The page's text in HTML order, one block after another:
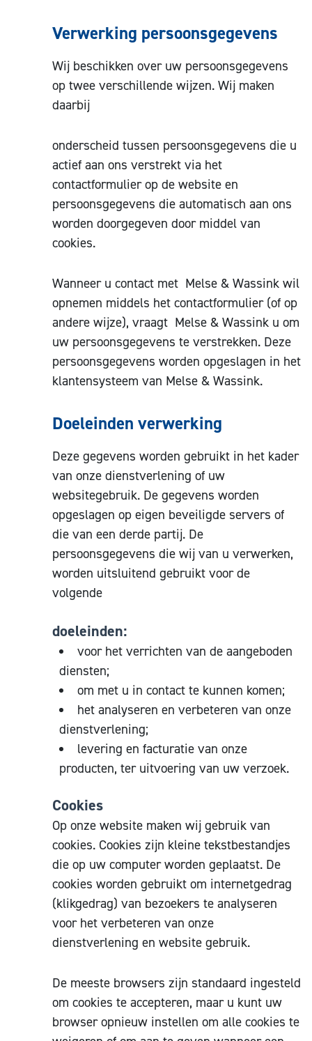
Verwerking persoonsgegevens
Wij beschikken over uw persoonsgegevens
op twee verschillende wijzen. Wij maken
daarbij
onderscheid tussen persoonsgegevens die u
actief aan ons verstrekt via het
contactformulier op de website en
persoonsgegevens die automatisch aan ons
worden doorgegeven door middel van
cookies.
Wanneer u contact met Melse & Wassink wil
opnemen middels het contactformulier (of op
andere wijze), vraagt Melse & Wassink u om
uw persoonsgegevens te verstrekken. Deze
persoonsgegevens worden opgeslagen in het
klantensysteem van Melse & Wassink.
Doeleinden verwerking
Deze gegevens worden gebruikt in het kader
van onze dienstverlening of uw
websitegebruik. De gegevens worden
opgeslagen op eigen beveiligde servers of
die van een derde partij. De
persoonsgegevens die wij van u verwerken,
worden uitsluitend gebruikt voor de
volgende
doeleinden:
voor het verrichten van de aangeboden
diensten;
om met u in contact te kunnen komen;
het analyseren en verbeteren van onze
dienstverlening;
levering en facturatie van onze
producten, ter uitvoering van uw verzoek.
Cookies
Op onze website maken wij gebruik van
cookies. Cookies zijn kleine tekstbestandjes
die op uw computer worden geplaatst. De
cookies worden gebruikt om internetgedrag
(klikgedrag) van bezoekers te analyseren
voor het verbeteren van onze
dienstverlening en website gebruik.
De meeste browsers zijn standaard ingesteld
om cookies te accepteren, maar u kunt uw
browser opnieuw instellen om alle cookies te